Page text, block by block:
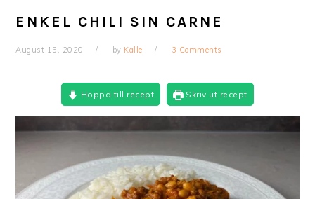
ENKEL CHILI SIN CARNE
August 15, 2020 by Kalle 3 Comments
Hoppa till recept Skriv ut recept